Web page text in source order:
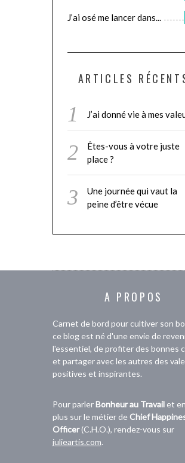
J’ai osé me lancer dans...
ARTICLES
J’ai donné vie à mes
Êtes-vous à votre juste
place ?
Une journée qui vaut la
peine d’être vécue
A PROPOS
Carnet de bord pour cultiver son
ce blog est né d'une envie de
l'essentiel, de profiter des bonnes
et partager avec les autres des
positives et inspirantes.
Pour parlerBonheur au Travailet
plus sur le métier deChief
Officer(C.H.O.), rendez-vous sur
julieartis.com.